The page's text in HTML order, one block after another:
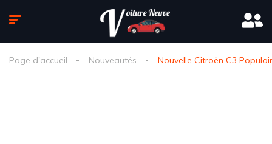
Page d'accueil Nouveautés Nouvelle Citroën C3